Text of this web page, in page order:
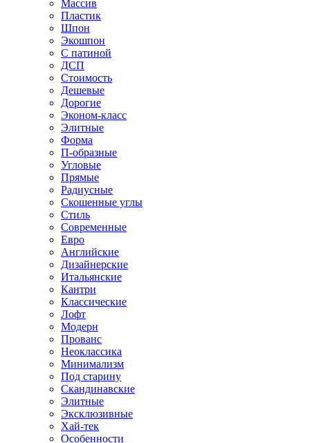
Массив
Пластик
Шпон
Экошпон
С патиной
ДСП
Стоимость
Дешевые
Дорогие
Эконом-класс
Элитные
Форма
П-образные
Угловые
Прямые
Радиусные
Скошенные углы
Стиль
Современные
Евро
Английские
Дизайнерские
Итальянские
Кантри
Классические
Лофт
Модерн
Прованс
Неоклассика
Минимализм
Под старину
Скандинавские
Элитные
Эксклюзивные
Хай-тек
Особенности